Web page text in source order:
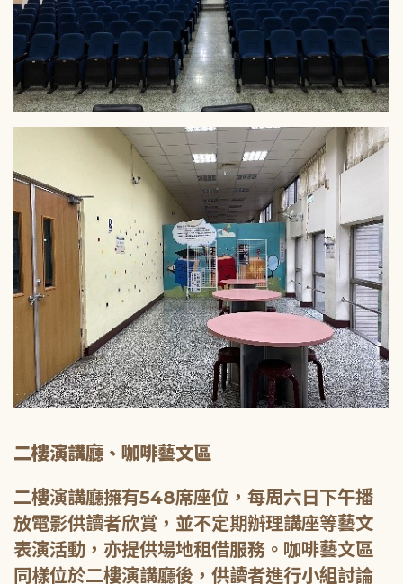
二樓演講廳、咖啡藝文區
二樓演講廳擁有548席座位，每周六日下午播
放電影供讀者欣賞，並不定期辦理講座等藝文
表演活動，亦提供場地租借服務。咖啡藝文區
同樣位於二樓演講廳後，供讀者進行小組討論